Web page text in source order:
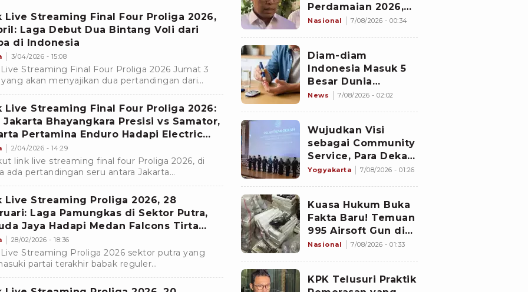
Live Streaming Final Four Proliga 2026,
Laga Debut Dua Bintang Voli dari
di Indonesia
3/04/2026 - 15:08
Streaming Final Four Proliga 2026 Jumat 3
akan menyajikan dua pertandingan dari
putri dan putra.
Live Streaming Final Four Proliga 2026:
Jakarta Bhayangkara Presisi vs Samator,
Pertamina Enduro Hadapi Electric
2/04/2026 - 14:29
link live streaming final four Proliga 2026, di
ada pertandingan seru antara Jakarta
Presisi vs Surabaya Samator dan Jakarta
Enduro melawan Jakarta Electric PLN.
Live Streaming Proliga 2026, 28
Laga Pamungkas di Sektor Putra,
Jaya Hadapi Medan Falcons Tirta
28/02/2026 - 18:36
Streaming Proliga 2026 sektor putra yang
partai terakhir babak reguler
Jakarta Garuda Jaya vs Medan
Tirta Bhagasasi.
Perdamaian 2026,
Istana Akhirnya
Nasional 7/08/2026 - 00:34
Diam-diam
Indonesia Masuk 5
Besar Dunia
Penyandang
Kesulitan Berobat
News 7/08/2026 - 02:02
Wujudkan Visi
sebagai Community
Service, Para Dekan
Baru Universitas
Lima Agenda
Strategis
Yogyakarta 7/08/2026 - 01:26
Kuasa Hukum Buka
Fakta Baru! Temuan
995 Airsoft Gun di
Sekolah Jaksel
Yayasan
Nasional 7/08/2026 - 01:33
KPK Telusuri Praktik